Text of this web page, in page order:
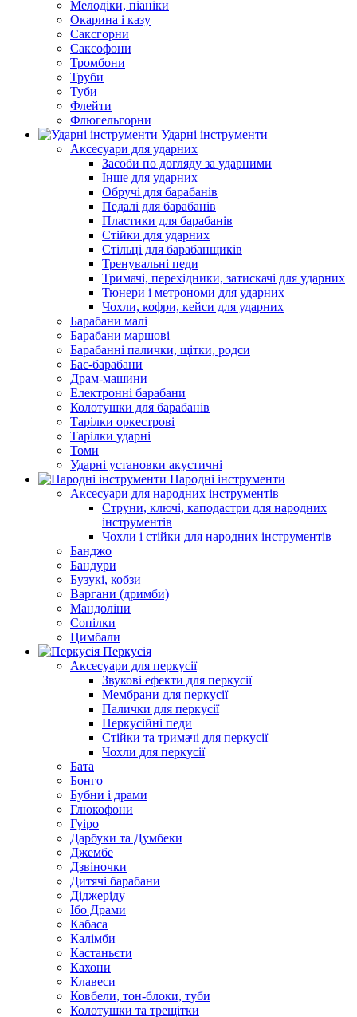
Мелодіки, піаніки
Окарина і казу
Саксгорни
Саксофони
Тромбони
Труби
Туби
Флейти
Флюгельгорни
Ударні інструменти
Аксесуари для ударних
Засоби по догляду за ударними
Інше для ударних
Обручі для барабанів
Педалі для барабанів
Пластики для барабанів
Стійки для ударних
Стільці для барабанщиків
Тренувальні педи
Тримачі, перехідники, затискачі для ударних
Тюнери і метрономи для ударних
Чохли, кофри, кейси для ударних
Барабани малі
Барабани маршові
Барабанні палички, щітки, родси
Бас-барабани
Драм-машини
Електронні барабани
Колотушки для барабанів
Тарілки оркестрові
Тарілки ударні
Томи
Ударні установки акустичні
Народні інструменти
Аксесуари для народних інструментів
Струни, ключі, каподастри для народних
інструментів
Чохли і стійки для народних інструментів
Банджо
Бандури
Бузукі, кобзи
Варгани (дримби)
Мандоліни
Сопілки
Цимбали
Перкусія
Аксесуари для перкусії
Звукові ефекти для перкусії
Мембрани для перкусії
Палички для перкусії
Перкусійні педи
Стійки та тримачі для перкусії
Чохли для перкусії
Бата
Бонго
Бубни і драми
Глюкофони
Гуіро
Дарбуки та Думбеки
Джембе
Дзвіночки
Дитячі барабани
Діджеріду
Ібо Драми
Кабаса
Калімби
Кастаньєти
Кахони
Клавеси
Ковбели, тон-блоки, туби
Колотушки та трещітки